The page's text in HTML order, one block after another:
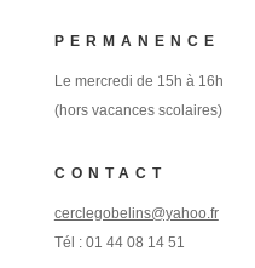
PERMANENCE
Le mercredi de 15h à 16h
(hors vacances scolaires)
CONTACT
cerclegobelins@yahoo.fr
Tél : 01 44 08 14 51